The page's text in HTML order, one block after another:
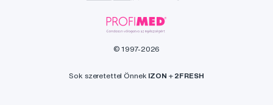
© 1997-2026
Sok szeretettel Önnek IZON + 2FRESH